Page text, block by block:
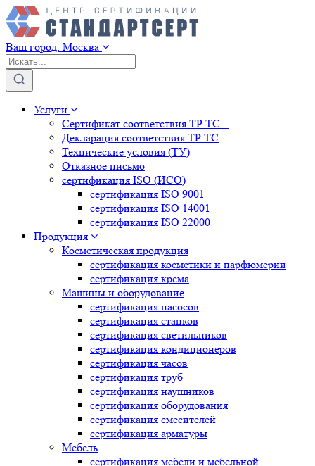
Ваш город: Москва
Услуги
Сертификат соответствия ТР ТС
Декларация соответствия ТР ТС
Технические условия (ТУ)
Отказное письмо
сертификация ISO (ИСО)
сертификация ISO 9001
сертификация ISO 14001
сертификация ISO 22000
Продукция
Косметическая продукция
сертификация косметики и парфюмерии
сертификация крема
Машины и оборудование
сертификация насосов
сертификация станков
сертификация светильников
сертификация кондиционеров
сертификация часов
сертификация труб
сертификация наушников
сертификация оборудования
сертификация смесителей
сертификация арматуры
Мебель
сертификация мебели и мебельной